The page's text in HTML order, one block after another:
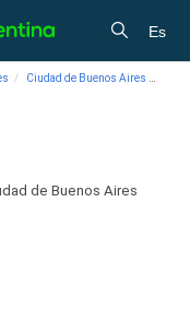
Es
Ciudad de Buenos Aires
de Buenos Aires